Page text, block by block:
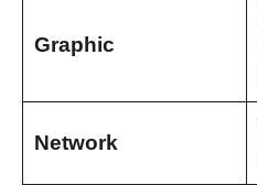
Graphic
Network